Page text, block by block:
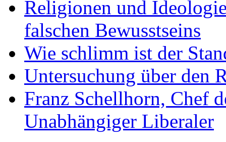
Religionen und
falschen Bewusstseins
Wie schlimm ist der
Untersuchung über den
Franz Schellhorn, Chef
Unabhängiger Liberaler